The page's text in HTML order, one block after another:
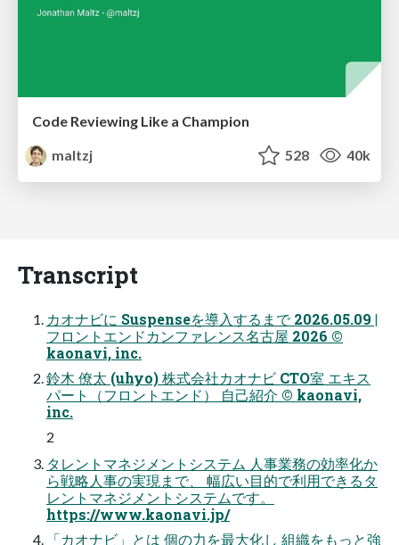
Code Reviewing Like a Champion
maltzj
528 40k
Transcript
カオナビに Suspenseを導入するまで 2026.05.09 |
フロントエンドカンファレンス名古屋 2026 ©
kaonavi, inc.
鈴木 僚太 (uhyo) 株式会社カオナビ CTO室 エキス
パート（フロントエンド） 自己紹介 © kaonavi,
inc.
2
タレントマネジメントシステム ⼈事業務の効率化か
ら戦略⼈事の実現まで、 幅広い⽬的で利⽤できるタ
レントマネジメントシステムです。
https://www.kaonavi.jp/
「カオナビ」とは 個の⼒を最⼤化し 組織をもっと強